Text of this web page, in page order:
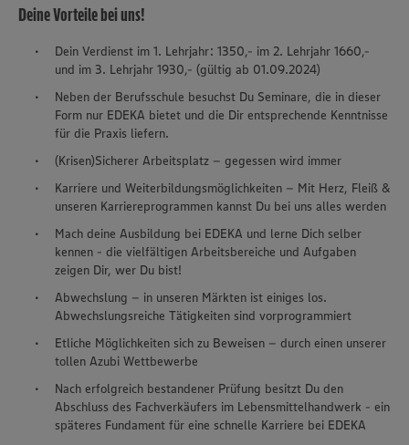
Deine Vorteile bei uns!
Dein Verdienst im 1. Lehrjahr: 1350,- im 2. Lehrjahr 1660,-
und im 3. Lehrjahr 1930,- (gültig ab 01.09.2024)
Neben der Berufsschule besuchst Du Seminare, die in dieser
Form nur EDEKA bietet und die Dir entsprechende Kenntnisse
für die Praxis liefern.
(Krisen)Sicherer Arbeitsplatz – gegessen wird immer
Karriere und Weiterbildungsmöglichkeiten – Mit Herz, Fleiß &
unseren Karriereprogrammen kannst Du bei uns alles werden
Mach deine Ausbildung bei EDEKA und lerne Dich selber
kennen - die vielfältigen Arbeitsbereiche und Aufgaben
zeigen Dir, wer Du bist!
Abwechslung – in unseren Märkten ist einiges los.
Abwechslungsreiche Tätigkeiten sind vorprogrammiert
Etliche Möglichkeiten sich zu Beweisen – durch einen unserer
tollen Azubi Wettbewerbe
Nach erfolgreich bestandener Prüfung besitzt Du den
Abschluss des Fachverkäufers im Lebensmittelhandwerk - ein
späteres Fundament für eine schnelle Karriere bei EDEKA